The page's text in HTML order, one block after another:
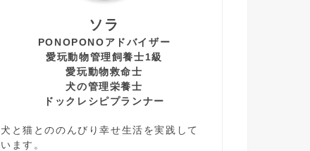
ソラ
PONOPONOアドバイザー
愛玩動物管理飼養士1級
愛玩動物救命士
犬の管理栄養士
ドックレシピプランナー
犬と猫とののんびり幸せ生活を実践して
います。